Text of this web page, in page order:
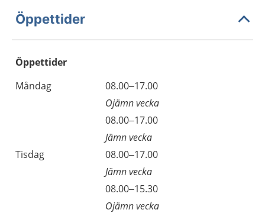
Öppettider
Öppettider
Dag
Öppettider
Kommentarer
Måndag
08.00–17.00
Ojämn vecka
08.00–17.00
Jämn vecka
Tisdag
08.00–17.00
Jämn vecka
08.00–15.30
Ojämn vecka